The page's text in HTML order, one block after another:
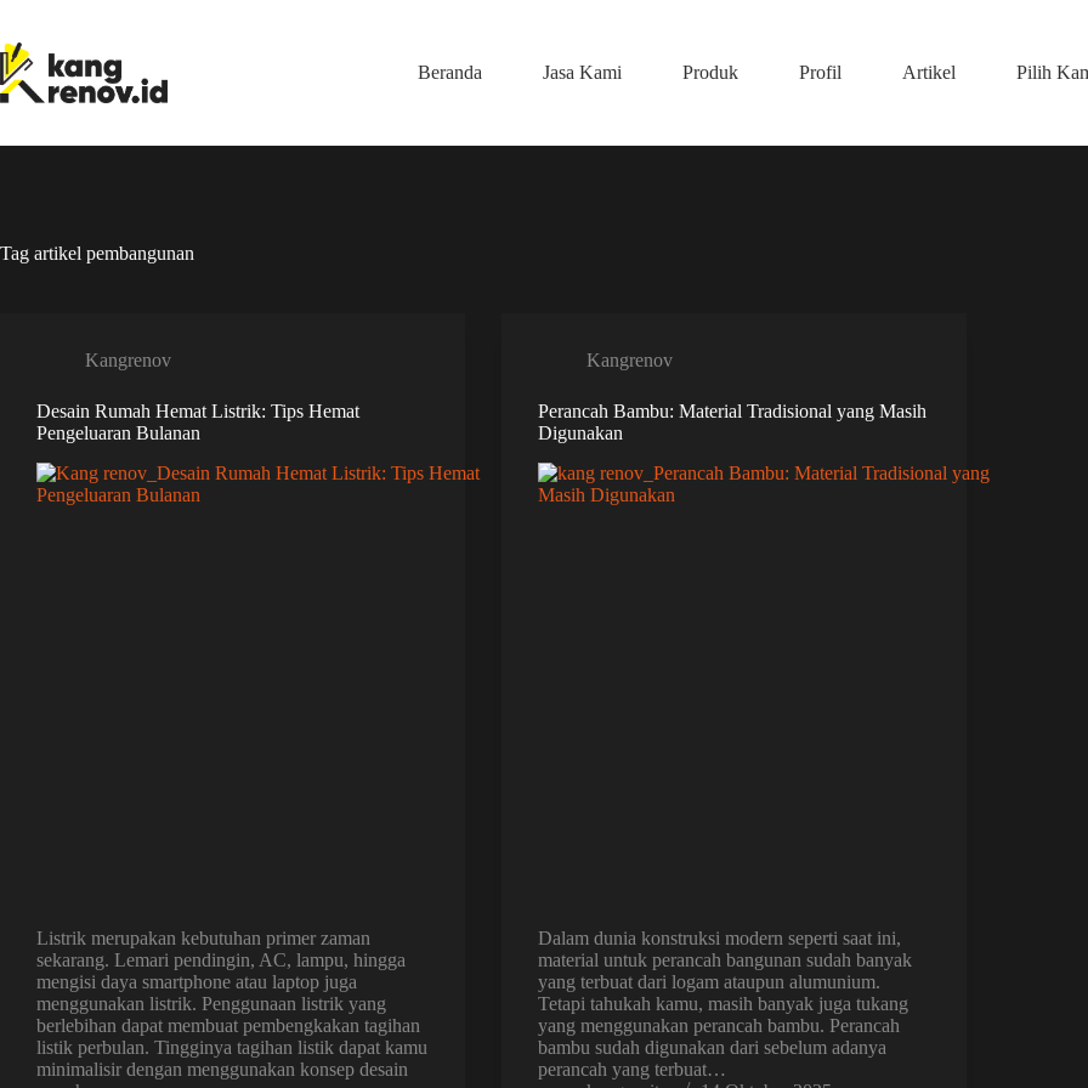
content
Beranda
Jasa Kami Produk Profil Artikel Pilih
Tag artikel pembangunan
Kangrenov
Desain Rumah Hemat Listrik: Tips Hemat
Pengeluaran Bulanan
Listrik merupakan kebutuhan primer zaman
sekarang. Lemari pendingin, AC, lampu, hingga
mengisi daya smartphone atau laptop juga
menggunakan listrik. Penggunaan listrik yang
berlebihan dapat membuat pembengkakan tagihan
listik perbulan. Tingginya tagihan listik dapat kamu
minimalisir dengan menggunakan konsep desain
Kangrenov
Perancah Bambu: Material Tradisional yang Masih
Digunakan
Dalam dunia konstruksi modern seperti saat ini,
material untuk perancah bangunan sudah banyak
yang terbuat dari logam ataupun alumunium.
Tetapi tahukah kamu, masih banyak juga tukang
yang menggunakan perancah bambu. Perancah
bambu sudah digunakan dari sebelum adanya
perancah yang terbuat…